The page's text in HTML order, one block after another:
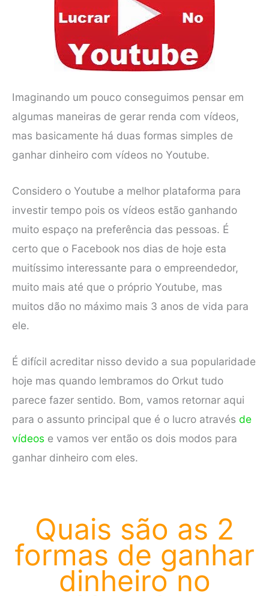
Imaginando um pouco conseguimos pensar em
algumas maneiras de gerar renda com vídeos,
mas basicamente há duas formas simples de
ganhar dinheiro com vídeos no Youtube.
Considero o Youtube a melhor plataforma para
investir tempo pois os vídeos estão ganhando
muito espaço na preferência das pessoas. É
certo que o Facebook nos dias de hoje esta
muitíssimo interessante para o empreendedor,
muito mais até que o próprio Youtube, mas
muitos dão no máximo mais 3 anos de vida para
ele.
É difícil acreditar nisso devido a sua popularidade
hoje mas quando lembramos do Orkut tudo
parece fazer sentido. Bom, vamos retornar aqui
para o assunto principal que é o lucro através de
vídeos e vamos ver então os dois modos para
ganhar dinheiro com eles.
Quais são as 2
formas de ganhar
dinheiro no